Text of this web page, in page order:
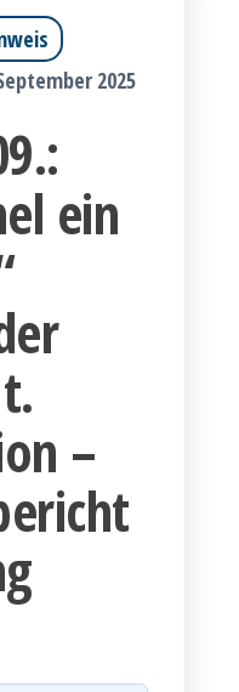
2025
ein
–